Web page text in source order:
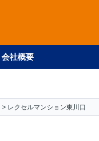
会社概要
レクセルマンション東川口